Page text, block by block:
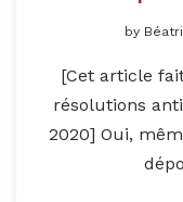
by
[Cet article
résolutions
2020] Oui,